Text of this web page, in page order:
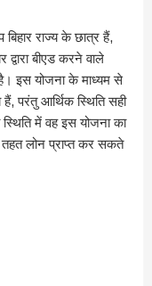
राज्य के छात्र हैं,
बीएड करने वाले
इस योजना के माध्यम से
हैं, परंतु आर्थिक स्थिति सही
में वह इस योजना का
लोन प्राप्त कर सकते